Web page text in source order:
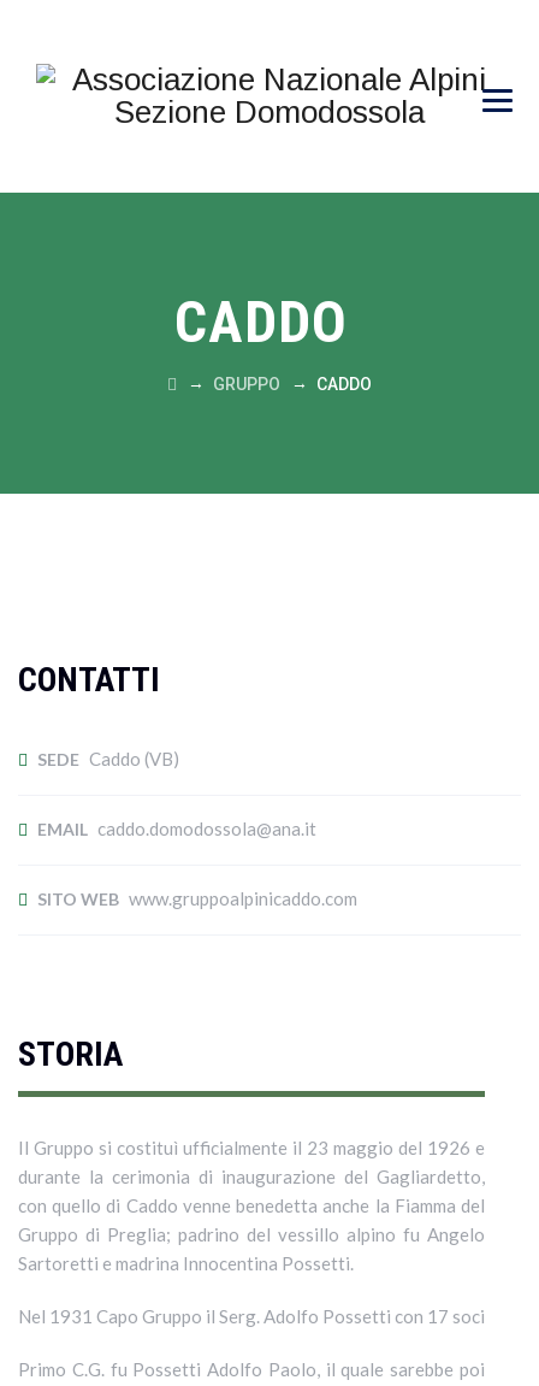
CADDO
→ GRUPPO → CADDO
CONTATTI
SEDE Caddo (VB)
EMAIL caddo.domodossola@ana.it
SITO WEB www.gruppoalpinicaddo.com
STORIA
Il Gruppo si costituì ufficialmente il 23 maggio del 1926 e
durante la cerimonia di inaugurazione del Gagliardetto,
con quello di Caddo venne benedetta anche la Fiamma del
Gruppo di Preglia; padrino del vessillo alpino fu Angelo
Sartoretti e madrina Innocentina Possetti.
Nel 1931 Capo Gruppo il Serg. Adolfo Possetti con 17 soci
Primo C.G. fu Possetti Adolfo Paolo, il quale sarebbe poi